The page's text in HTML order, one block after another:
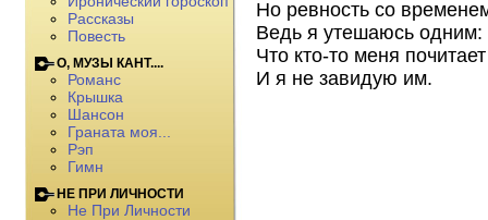
Но ревность со
Ведь я утешаюсь одним:
Что кто-то меня
И я не завидую им.
Рассказы
Повесть
О, МУЗЫ КАНТ....
Романс
Крышка
Шансон
Граната моя...
Рэп
Гимн
НЕ ПРИ ЛИЧНОСТИ
Не При Личности